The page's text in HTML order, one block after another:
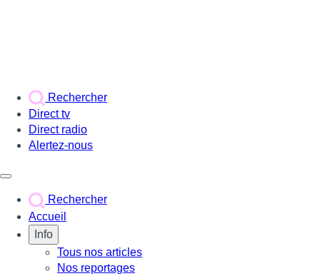
Rechercher
Direct tv
Direct radio
Alertez-nous
Rechercher
Accueil
Info
Tous nos articles
Nos reportages